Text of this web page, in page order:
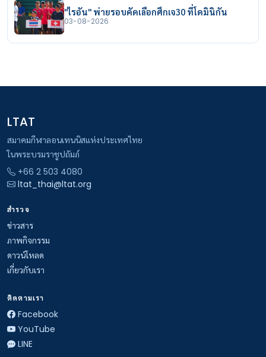
"ไรอัน" พ่ายรอบคัดเลือกศึกเจ30 ที่โดมินิกัน
03-08-2026
LTAT
สมาคมกีฬาลอนเทนนิสแห่งประเทศไทย
ในพระบรมราชูปถัมภ์
+66 2 503 4080
ltat_thai@ltat.org
สำรวจ
ข่าวสาร
ภาพกิจกรรม
ดาวน์โหลด
เกี่ยวกับเรา
ติดตามเรา
Facebook
YouTube
LINE